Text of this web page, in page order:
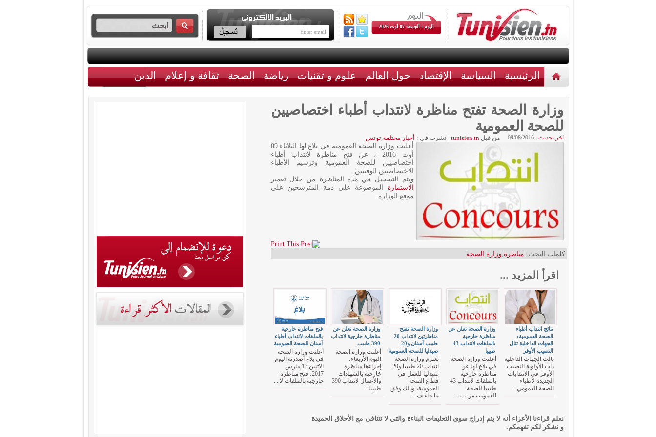
اليوم : الجمعة 07 اوت 2026
الرئيسية السياسة الإقتصاد حول العالم علوم و تقنيات رياضة الصحة ثقافة و إعلام الدين
وزارة الصحة تفتح مناظرة لانتداب أطباء اختصاصيين
للصحة العمومية
اخر تحديث : 09/08/2016 من قبلtunisien.tn
| نشرت في : أخبار مختلفة,تونس
أعلنت وزارة الصحة العمومية في بلاغ لها الثلاثاء 09
أوت 2016 ، عن فتح مناظرة لانتداب أطباء
اختصاصيين للصحة العمومية وترسيم الأطباء
الاختصاصيين الوقتيين.
ويتم التسجيل في هذه المناظرة من خلال تعمير
الاستمارة الموضوعة على ذمة المترشحين على
موقع الوزارة.
كلمات البحث :مناظرة;وزارة الصحة
اقرأ المزيد ...
فتح مناظرة خارجية
بالملفات لانتداب أطباء
أسنان للصحة العمومية
أعلنت وزارة الصحة
في بلاغ أصدرته اليوم
الاثنين 13 مارس
2017، فتح مناظرة
خارجية بالملفات لا ...
وزارة الصحة تعلن عن
مناظرة خارجية لانتداب
390 طبيب
أعلنت وزارة الصحة
اليوم الأربعاء،
إجراءها مناظرة
خارجية بالشهادات
والأعمال لانتداب 390
طبيبا ...
وزارة الصحة تفتح
مناظرتين لانتداب 20
طبيب أسنان و20
صيدليا للصحة العمومية
تعتزم وزارة الصحة
انتداب 20 طبيبا و20
صيدليا للعمل في
قطاع الصحة
العمومية، وذلك وفق
ما جاء ف ...
وزارة الصحة تعلن عن
مناظرة خارجية
بالملفات لانتداب 43
طبيبا
أعلنت وزارة الصحة
في بلاغ لها عن
مناظرة خارجية
بالملفات لانتداب 43
طبيبا للصحة
العمومية من ب ...
نتائج انتداب أطباء
الصحة العمومية:
الجهات الداخلية تنال
النصيب الأوفر
نالت الجهات الداخلية
ذات الأولوية النصيب
الأوفر في الانتدابات
الجديدة لأطباء
الصحة العمومي ...
نعلم قراءنا الأعزاء أنه لا يتم إدراج سوى التعليقات البناءة والتي لا تتنافى مع الأخلاق الحميدة
و نشكر لكم تفهمكم.